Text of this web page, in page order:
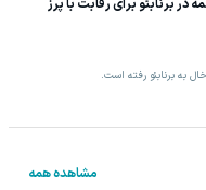
در برنابئو برای رقابت با پرز
به برنابئو رفته است.
مشاهده همه